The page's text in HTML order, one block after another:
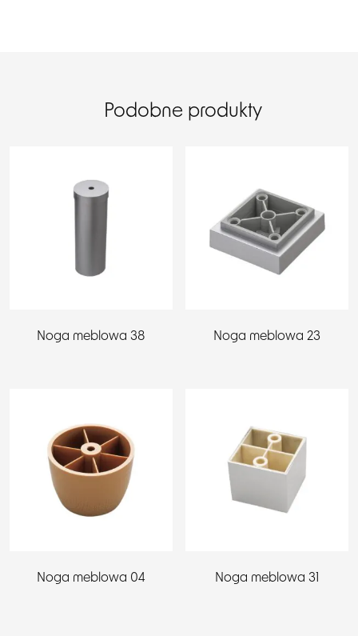
Podobne produkty
Noga meblowa 38 Noga meblowa 23
Noga meblowa 04 Noga meblowa 31